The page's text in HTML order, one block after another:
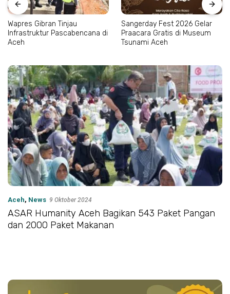
Wapres Gibran Tinjau
Infrastruktur Pascabencana di
Aceh
Sangerday Fest 2026 Gelar
Praacara Gratis di Museum
Tsunami Aceh
Aceh, News 9 Oktober 2024
ASAR Humanity Aceh Bagikan 543 Paket Pangan
dan 2000 Paket Makanan